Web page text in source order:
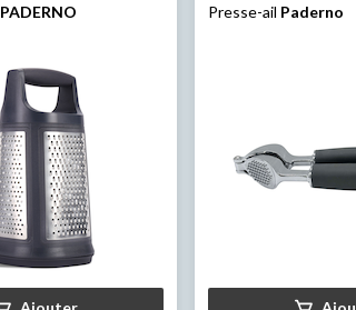
PADERNO Presse-ail Paderno